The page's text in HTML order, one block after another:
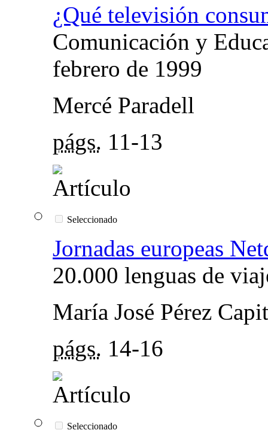
¿Qué televisión
Comunicación y
febrero de 1999
Mercé Paradell
págs. 11-13
Seleccionado
Jornadas europeas
20.000 lenguas de
María José Pérez
págs. 14-16
Seleccionado